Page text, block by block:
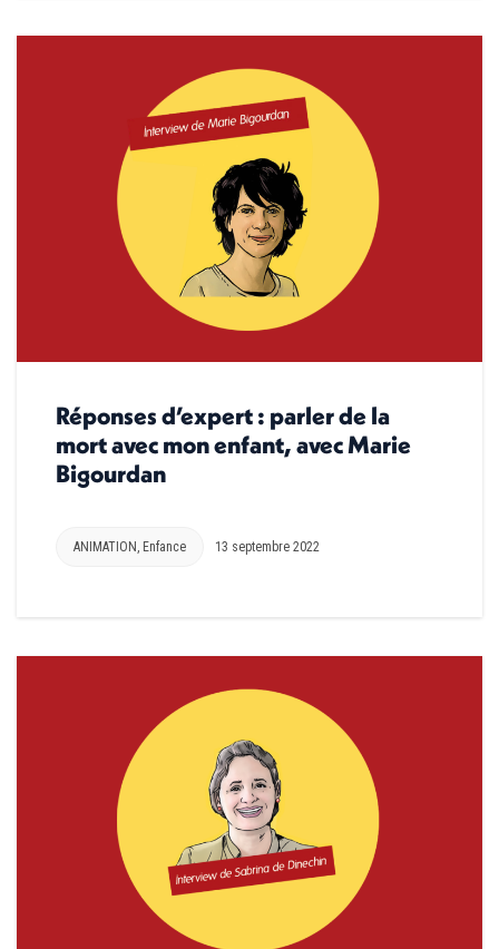
Réponses d’expert : parler de la
mort avec mon enfant, avec Marie
Bigourdan
ANIMATION , Enfance 13 septembre 2022